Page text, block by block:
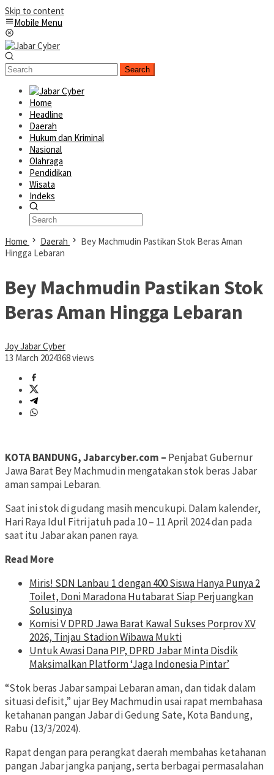
Skip to content
Mobile Menu
Search
Home
Headline
Daerah
Hukum dan Kriminal
Nasional
Olahraga
Pendidikan
Wisata
Indeks
Home Daerah
Bey Machmudin Pastikan Stok Beras Aman
Hingga Lebaran
Bey Machmudin Pastikan Stok
Beras Aman Hingga Lebaran
Joy Jabar Cyber
13 March 2024368 views
KOTA BANDUNG, Jabarcyber.com – Penjabat Gubernur
Jawa Barat Bey Machmudin mengatakan stok beras Jabar
aman sampai Lebaran.
Saat ini stok di gudang masih mencukupi. Dalam kalender,
Hari Raya Idul Fitri jatuh pada 10 – 11 April 2024 dan pada
saat itu Jabar akan panen raya.
Read More
Miris! SDN Lanbau 1 dengan 400 Siswa Hanya Punya 2
Toilet, Doni Maradona Hutabarat Siap Perjuangkan
Solusinya
Komisi V DPRD Jawa Barat Kawal Sukses Porprov XV
2026, Tinjau Stadion Wibawa Mukti
Untuk Awasi Dana PIP, DPRD Jabar Minta Disdik
Maksimalkan Platform ‘Jaga Indonesia Pintar’
“Stok beras Jabar sampai Lebaran aman, dan tidak dalam
situasi defisit,” ujar Bey Machmudin usai rapat membahasa
ketahanan pangan Jabar di Gedung Sate, Kota Bandung,
Rabu (13/3/2024).
Rapat dengan para perangkat daerah membahas ketahanan
pangan Jabar jangka panjang, serta berbagai permasalahan